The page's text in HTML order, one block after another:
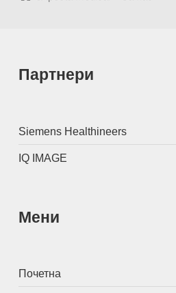
Партнери
Siemens Healthineers
IQ IMAGE
Мени
Почетна